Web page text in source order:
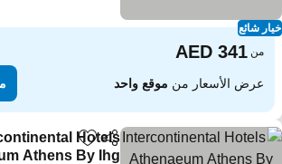
شائع
من
عرض الأسعار منموقع واحد
مشاركةto favorites
Hotels
Athens By Ihg